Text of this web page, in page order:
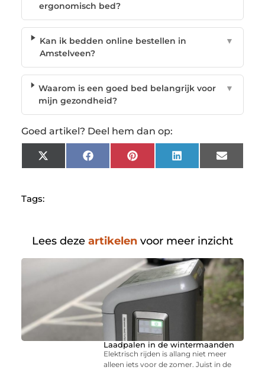
ergonomisch bed?
Kan ik bedden online bestellen in
Amstelveen?
▼
Waarom is een goed bed belangrijk voor
mijn gezondheid?
▼
Goed artikel? Deel hem dan op:
X
(Twitter)
FacebookPinterest LinkedIn Email
Tags:
Lees deze artikelen voor meer inzicht
Laadpalen in de wintermaanden
Elektrisch rijden is allang niet meer
alleen iets voor de zomer. Juist in de